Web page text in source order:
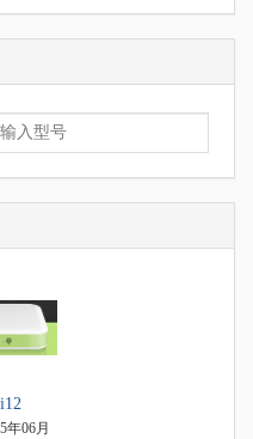
年06月